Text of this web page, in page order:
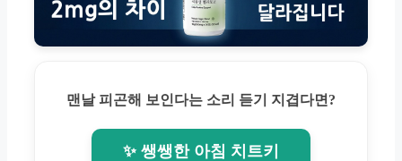
맨날 피곤해 보인다는 소리 듣기 지겹다면?
✨ 쌩쌩한 아침 치트키